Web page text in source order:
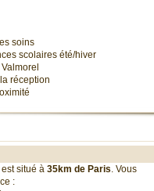
soins
scolaires été/hiver
réception
situé à 35km de Paris. Vous
: